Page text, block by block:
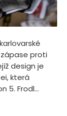
proti
design je
která
5. Frodl...